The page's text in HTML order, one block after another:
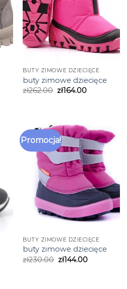
BUTY ZIMOWE DZIECIĘCE
buty zimowe dziecięce
zł262.00 zł164.00
Promocja!
BUTY ZIMOWE DZIECIĘCE
buty zimowe dziecięce
zł230.00 zł144.00